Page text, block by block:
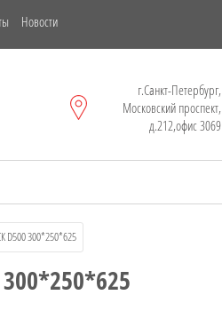
Новости
г.Санкт-Петербург,
Московский проспект,
д.212,офис 3069
D500 300*250*625